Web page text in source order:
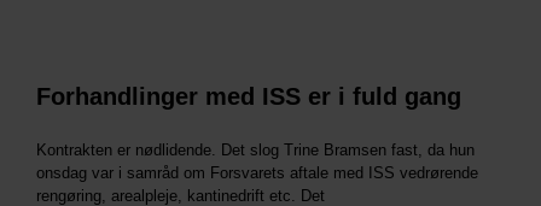
Forhandlinger med ISS er i fuld gang
Kontrakten er nødlidende. Det slog Trine Bramsen fast, da hun
onsdag var i samråd om Forsvarets aftale med ISS vedrørende
rengøring, arealpleje, kantinedrift etc. Det